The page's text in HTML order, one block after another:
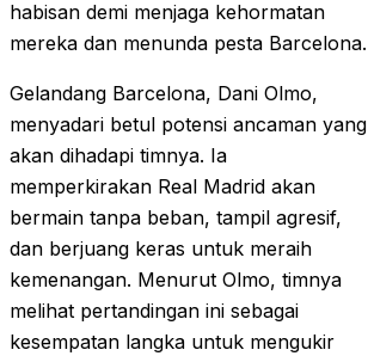
habisan demi menjaga kehormatan
mereka dan menunda pesta Barcelona.
Gelandang Barcelona, Dani Olmo,
menyadari betul potensi ancaman yang
akan dihadapi timnya. Ia
memperkirakan Real Madrid akan
bermain tanpa beban, tampil agresif,
dan berjuang keras untuk meraih
kemenangan. Menurut Olmo, timnya
melihat pertandingan ini sebagai
kesempatan langka untuk mengukir